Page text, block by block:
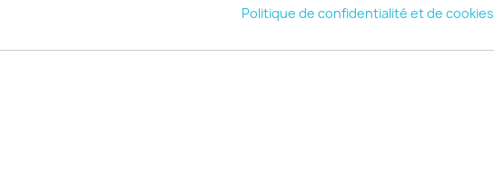
© 2026 - choisistacoque.com
Politique de confidentialité et de cookies